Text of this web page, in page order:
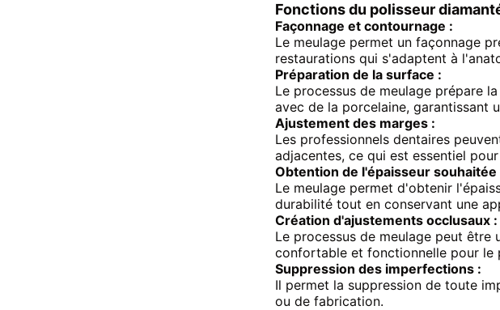
Fonctions du polisseur
Façonnage et contournage :
Le meulage permet un façonnage
restaurations qui s'adaptent à
Préparation de la surface :
Le processus de meulage prépare
avec de la porcelaine, garantissant
Ajustement des marges :
Les professionnels dentaires
adjacentes, ce qui est essentiel
Obtention de l'épaisseur souhaitée
Le meulage permet d'obtenir
durabilité tout en conservant une
Création d'ajustements occlusaux :
Le processus de meulage peut
confortable et fonctionnelle pour le
Suppression des imperfections :
Il permet la suppression de toute
ou de fabrication.